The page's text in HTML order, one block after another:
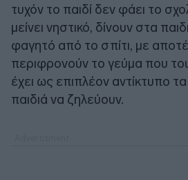
τυχόν το παιδί δεν φάει το
μείνει νηστικό, δίνουν στα
φαγητό από το σπίτι, με
περιφρονούν το γεύμα που
έχει ως επιπλέον αντίκτυπο
παιδιά να ζηλεύουν.